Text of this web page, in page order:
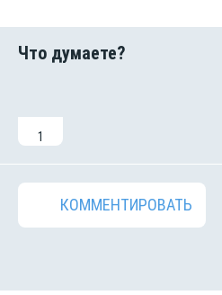
1
КОММЕНТИРОВАТЬ